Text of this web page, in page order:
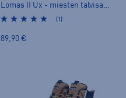
(1)
89,90 €